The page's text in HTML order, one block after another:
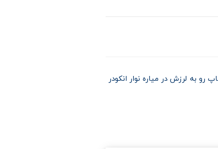
چاپ رو به لرزش در میاره نوار انکودر